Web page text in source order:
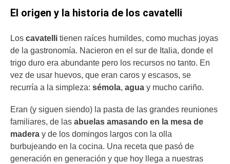
El origen y la historia de los cavatelli
Los cavatelli tienen raíces humildes, como muchas joyas
de la gastronomía. Nacieron en el sur de Italia, donde el
trigo duro era abundante pero los recursos no tanto. En
vez de usar huevos, que eran caros y escasos, se
recurría a la simpleza: sémola, agua y mucho cariño.
Eran (y siguen siendo) la pasta de las grandes reuniones
familiares, de las abuelas amasando en la mesa de
madera y de los domingos largos con la olla
burbujeando en la cocina. Una receta que pasó de
generación en generación y que hoy llega a nuestras